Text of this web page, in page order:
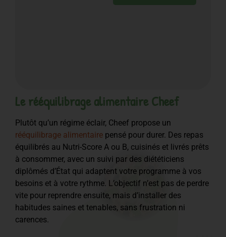
Le rééquilibrage alimentaire Cheef
Plutôt qu’un régime éclair, Cheef propose un
rééquilibrage alimentaire pensé pour durer. Des repas
équilibrés au Nutri-Score A ou B, cuisinés et livrés prêts
à consommer, avec un suivi par des diététiciens
diplômés d’État qui adaptent votre programme à vos
besoins et à votre rythme. L’objectif n’est pas de perdre
vite pour reprendre ensuite, mais d’installer des
habitudes saines et tenables, sans frustration ni
carences.